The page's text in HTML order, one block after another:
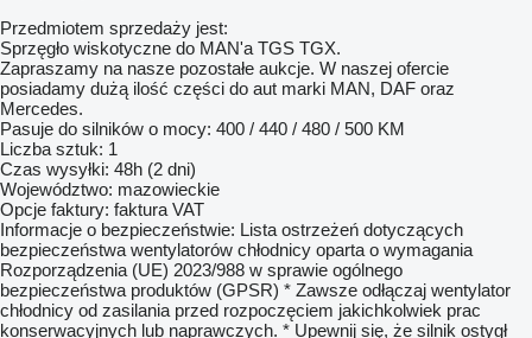
Przedmiotem sprzedaży jest:
Sprzęgło wiskotyczne do MAN'a TGS TGX.
Zapraszamy na nasze pozostałe aukcje. W naszej ofercie
posiadamy dużą ilość części do aut marki MAN, DAF oraz
Mercedes.
Pasuje do silników o mocy: 400 / 440 / 480 / 500 KM
Liczba sztuk: 1
Czas wysyłki: 48h (2 dni)
Województwo: mazowieckie
Opcje faktury: faktura VAT
Informacje o bezpieczeństwie: Lista ostrzeżeń dotyczących
bezpieczeństwa wentylatorów chłodnicy oparta o wymagania
Rozporządzenia (UE) 2023/988 w sprawie ogólnego
bezpieczeństwa produktów (GPSR) * Zawsze odłączaj wentylator
chłodnicy od zasilania przed rozpoczęciem jakichkolwiek prac
konserwacyjnych lub naprawczych. * Upewnij się, że silnik ostygł